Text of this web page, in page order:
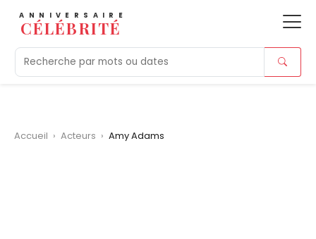
ANNIVERSAIRE
CÉLÉBRITÉ
Aujourd'hui Tendances Morts
Accueil › Acteurs › Amy Adams